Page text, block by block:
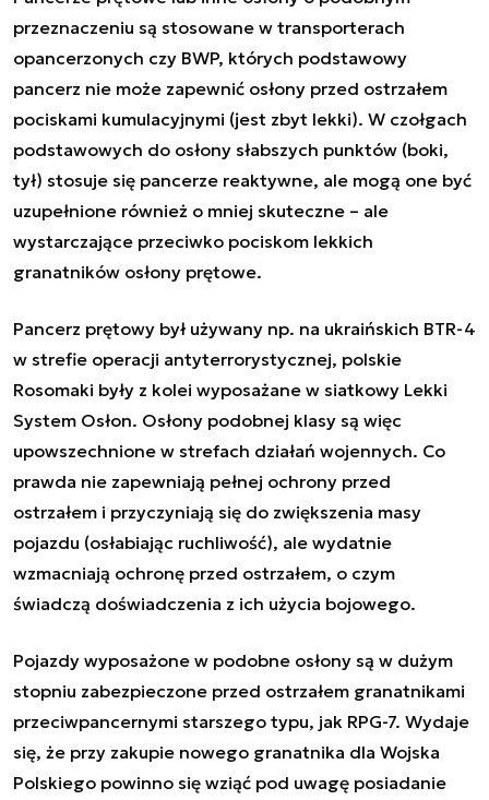
przeznaczeniu są stosowane w transporterach
opancerzonych czy BWP, których podstawowy
pancerz nie może zapewnić osłony przed ostrzałem
pociskami kumulacyjnymi (jest zbyt lekki). W czołgach
podstawowych do osłony słabszych punktów (boki,
tył) stosuje się pancerze reaktywne, ale mogą one być
uzupełnione również o mniej skuteczne – ale
wystarczające przeciwko pociskom lekkich
granatników osłony prętowe.
Pancerz prętowy był używany np. na ukraińskich BTR-4
w strefie operacji antyterrorystycznej, polskie
Rosomaki były z kolei wyposażane w siatkowy Lekki
System Osłon. Osłony podobnej klasy są więc
upowszechnione w strefach działań wojennych. Co
prawda nie zapewniają pełnej ochrony przed
ostrzałem i przyczyniają się do zwiększenia masy
pojazdu (osłabiając ruchliwość), ale wydatnie
wzmacniają ochronę przed ostrzałem, o czym
świadczą doświadczenia z ich użycia bojowego.
Pojazdy wyposażone w podobne osłony są w dużym
stopniu zabezpieczone przed ostrzałem granatnikami
przeciwpancernymi starszego typu, jak RPG-7. Wydaje
się, że przy zakupie nowego granatnika dla Wojska
Polskiego powinno się wziąć pod uwagę posiadanie